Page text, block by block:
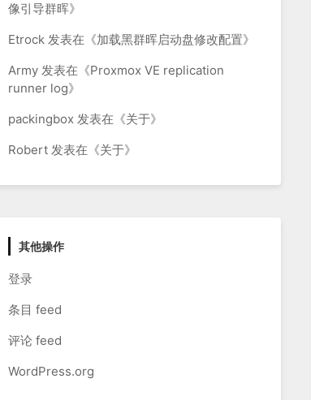
像引导群晖》
Etrock 发表在《加载黑群晖启动盘修改配置》
Army 发表在《Proxmox VE replication
runner log》
packingbox 发表在《关于》
Robert 发表在《关于》
其他操作
登录
条目 feed
评论 feed
WordPress.org